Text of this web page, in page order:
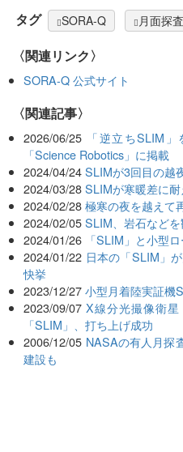
タグ SORA-Q 月面探査
〈関連リンク〉
SORA-Q 公式サイト
関連記事
2026/06/25
「逆立ちSLIM
「Science Robotics」に掲載
2024/04/24 SLIMが3回目の越
2024/03/28 SLIMが寒暖差に
2024/02/28 極寒の夜を越えて
2024/02/05 SLIM、岩石など
2024/01/26 「SLIM」と小型
2024/01/22 日本の「SLIM」
快挙
2023/12/27 小型月着陸実証機
2023/09/07 X線分光撮像衛
「SLIM」、打ち上げ成功
2006/12/05 NASAの有人月探
建設も